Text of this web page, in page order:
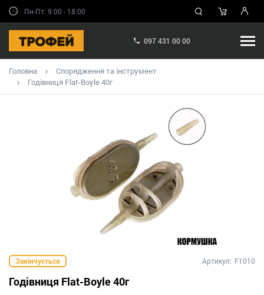
Пн-Пт: 9:00 - 18:00
097 431 00 00
Головна
Спорядження та інструмент
Годівниця Flat-Boyle 40г
Закінчується Артикул: F1010
Годівниця Flat-Boyle 40г